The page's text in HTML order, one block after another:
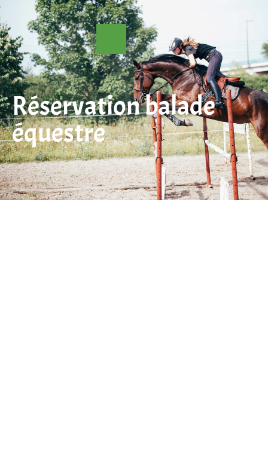
Cours d’équitation
Camping équestre
Réservation balade
équestre